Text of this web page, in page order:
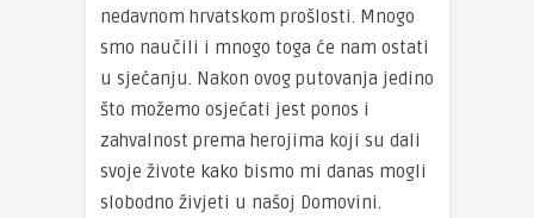
nedavnom hrvatskom prošlosti. Mnogo
smo naučili i mnogo toga će nam ostati
u sjećanju. Nakon ovog putovanja jedino
što možemo osjećati jest ponos i
zahvalnost prema herojima koji su dali
svoje živote kako bismo mi danas mogli
slobodno živjeti u našoj Domovini.